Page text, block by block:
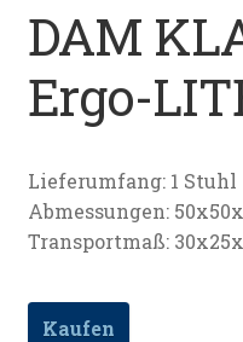
Angelvideos
Datenschutz
Kontakt
DAM
Ergo-
Lieferumfang: 1 Stuhl
Abmessungen:
Transportmaß:
Kaufen